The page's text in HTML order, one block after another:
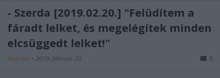
- Szerda [2019.02.20.] "Felüdítem a
fáradt lelket, és megelégítek minden
elcsüggedt lelket!"
Andreas • 2019. február 20. 0